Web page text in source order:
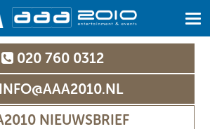
020 760 0312
NIEUWSBRIEF